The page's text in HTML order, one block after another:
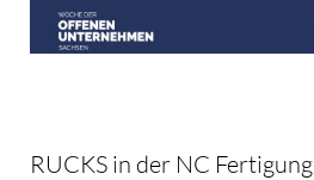
RUCKS in der NC Fertigung